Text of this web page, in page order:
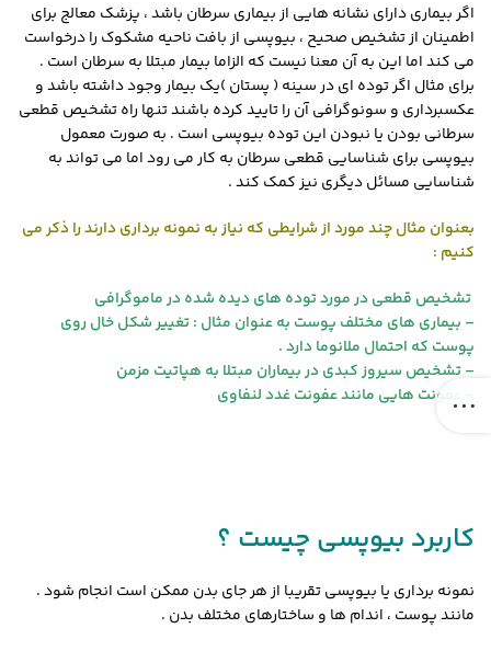
اگر بیماری دارای نشانه هایی از بیماری سرطان باشد ، پزشک معالج برای
اطمینان از تشخیص صحیح ، بیوپسی از بافت ناحیه مشکوک را درخواست
می کند اما این به آن معنا نیست که الزاما بیمار مبتلا به سرطان است .
برای مثال اگر توده ای در سینه ( پستان )یک بیمار وجود داشته باشد و
عکسبرداری و سونوگرافی آن را تایید کرده باشند تنها راه تشخیص قطعی
سرطانی بودن یا نبودن این توده بیوپسی است . به صورت معمول
بیوپسی برای شناسایی قطعی سرطان به کار می رود اما می تواند به
شناسایی مسائل دیگری نیز کمک کند .
بعنوان مثال چند مورد از شرایطی که نیاز به نمونه برداری دارند را ذکر می
کنیم :
تشخیص قطعی در مورد توده های دیده شده در ماموگرافی
– بیماری های مختلف پوست به عنوان مثال : تغییر شکل خال روی
پوست که احتمال ملانوما دارد .
– تشخیص سیروز کبدی در بیماران مبتلا به هپاتیت مزمن
– عفونت هایی مانند عفونت غدد لنفاوی
کاربرد بیوپسی چیست ؟
نمونه برداری یا بیوپسی تقریبا از هر جای بدن ممکن است انجام شود .
مانند پوست ، اندام ها و ساختارهای مختلف بدن .